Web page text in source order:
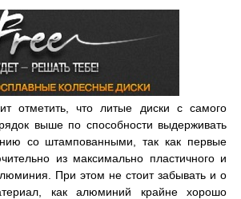
отметить, что литые диски с самого
выше по способности выдерживать
со штампованными, так как первые
из максимально пластичного и
При этом не стоит забывать и о
как алюминий крайне хорошо